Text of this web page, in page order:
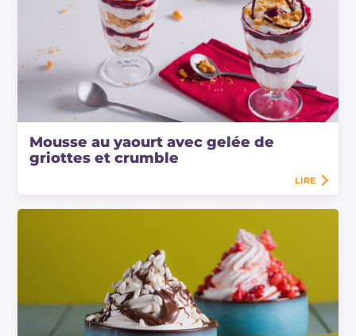
Mousse au yaourt avec gelée de
griottes et crumble
LIRE